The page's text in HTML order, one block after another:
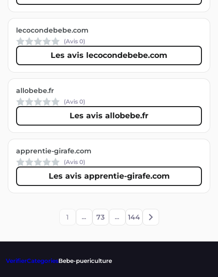
lecocondebebe.com
(Avis 0)
Les avis lecocondebebe.com
allobebe.fr
(Avis 0)
Les avis allobebe.fr
apprentie-girafe.com
(Avis 0)
Les avis apprentie-girafe.com
1 ... 73 ... 144
VerifierCategoriesBebe-puericulture